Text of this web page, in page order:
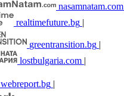
nasamnatam.com
realtimefuture.bg |
greentransition.bg |
lostbulgaria.com |
webreport.bg |